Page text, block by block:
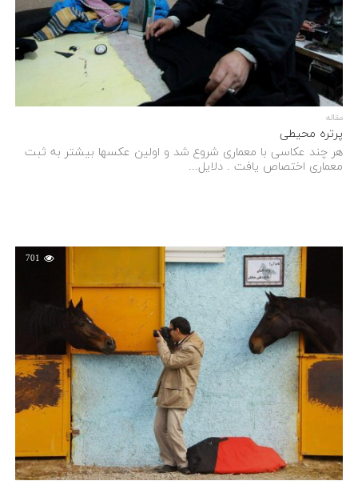
مقاله
پرتره محیطی
هر چند عکاسی با معماری شروع شد و اولین عکسها بیشتر به ثبت
معماری اختصاص یافت . دلایل...
701